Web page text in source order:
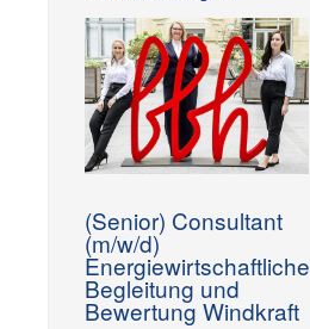
(Senior) Consultant
(m/w/d)
Energiewirtschaftliche
Begleitung und
Bewertung Windkraft